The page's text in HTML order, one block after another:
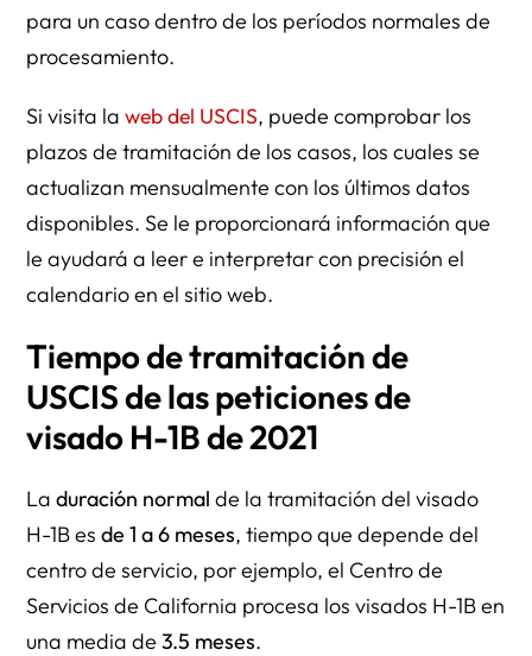
para un caso dentro de los períodos normales de
procesamiento.
Si visita laweb del USCIS, puede comprobar los
plazos de tramitación de los casos, los cuales se
actualizan mensualmente con los últimos datos
disponibles. Se le proporcionará información que
le ayudará a leer e interpretar con precisión el
calendario en el sitio web.
Tiempo de tramitación de
USCIS de las peticiones de
visado H-1B de 2021
Laduración normal de la tramitación del visado
H-1B esde 1 a 6 meses, tiempo que depende del
centro de servicio, por ejemplo, el Centro de
Servicios de California procesa los visados H-1B en
una media de3.5 meses.